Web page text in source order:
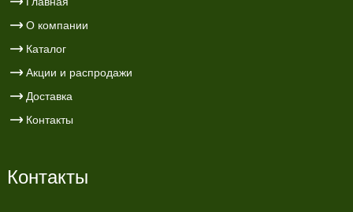
О компании
Каталог
Акции и распродажи
Доставка
Контакты
Контакты